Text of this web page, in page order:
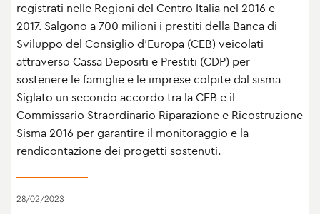
registrati nelle Regioni del Centro Italia nel 2016 e
2017. Salgono a 700 milioni i prestiti della Banca di
Sviluppo del Consiglio d’Europa (CEB) veicolati
attraverso Cassa Depositi e Prestiti (CDP) per
sostenere le famiglie e le imprese colpite dal sisma
Siglato un secondo accordo tra la CEB e il
Commissario Straordinario Riparazione e Ricostruzione
Sisma 2016 per garantire il monitoraggio e la
rendicontazione dei progetti sostenuti.
28/02/2023